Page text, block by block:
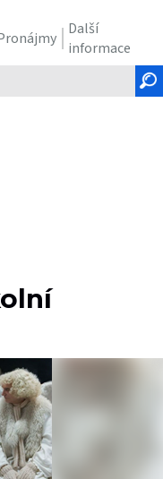
Další
informace